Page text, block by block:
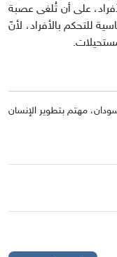
على أن تُلغى عصبة
للتحكم بالأفراد، لأنّ
مهتم بتطوير الإنسان